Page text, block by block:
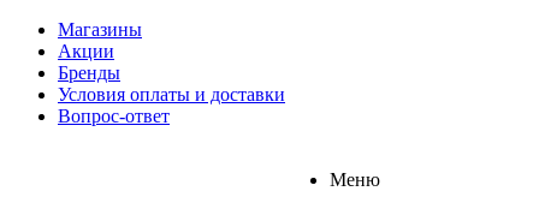
Магазины
Акции
Бренды
Условия оплаты и доставки
Вопрос-ответ
Меню